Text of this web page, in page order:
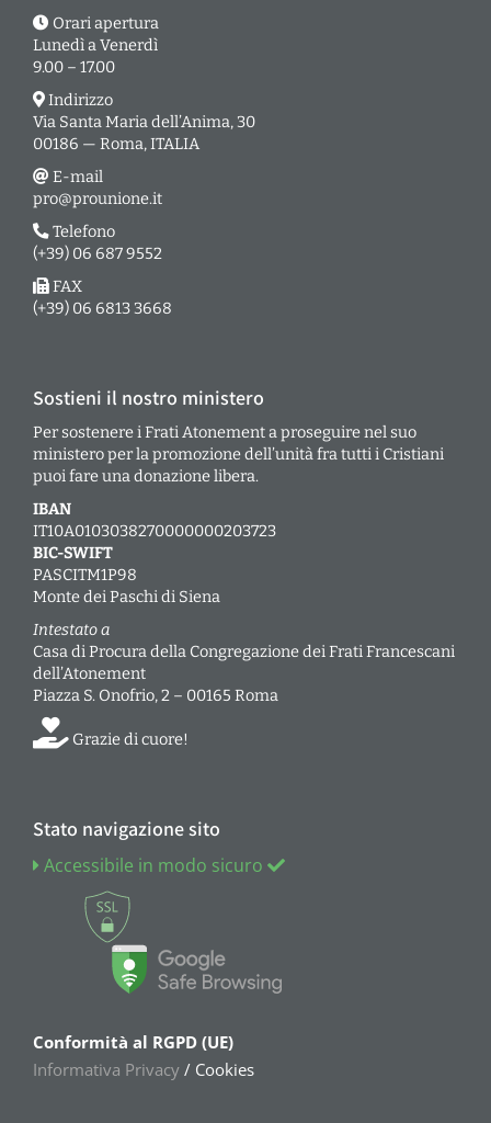
Orari apertura
Lunedì a Venerdì
9.00 – 17.00
Indirizzo
Via Santa Maria dell’Anima, 30
00186 — Roma, ITALIA
E-mail
pro@prounione.it
Telefono
(+39) 06 687 9552
FAX
(+39) 06 6813 3668
Sostieni il nostro ministero
Per sostenere i Frati Atonement a proseguire nel suo
ministero per la promozione dell’unità fra tutti i Cristiani
puoi fare una donazione libera.
IBAN
IT10A0103038270000000203723
BIC-SWIFT
PASCITM1P98
Monte dei Paschi di Siena
Intestato a
Casa di Procura della Congregazione dei Frati Francescani
dell’Atonement
Piazza S. Onofrio, 2 – 00165 Roma
Grazie di cuore!
Stato navigazione sito
Accessibile in modo sicuro
Conformità al RGPD (UE)
Informativa Privacy / Cookies